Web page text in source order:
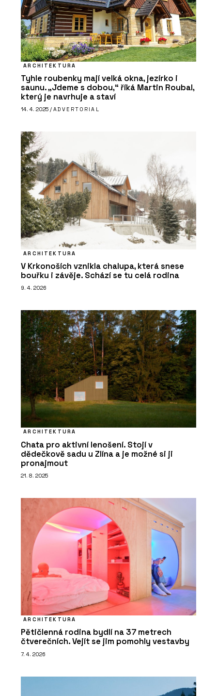
ARCHITEKTURA
Tyhle roubenky mají velká okna, jezírko i
saunu. „Jdeme s dobou,“ říká Martin Roubal,
který je navrhuje a staví
14. 4. 2025 / ADVERTORIAL
ARCHITEKTURA
V Krkonoších vznikla chalupa, která snese
bouřku i závěje. Schází se tu celá rodina
9. 4. 2026
ARCHITEKTURA
Chata pro aktivní lenošení. Stojí v
dědečkově sadu u Zlína a je možné si ji
pronajmout
21. 8. 2025
ARCHITEKTURA
Pětičlenná rodina bydlí na 37 metrech
čtverečních. Vejít se jim pomohly vestavby
7. 4. 2026